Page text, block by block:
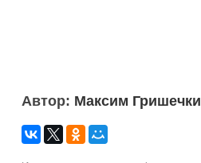
Автор: Максим